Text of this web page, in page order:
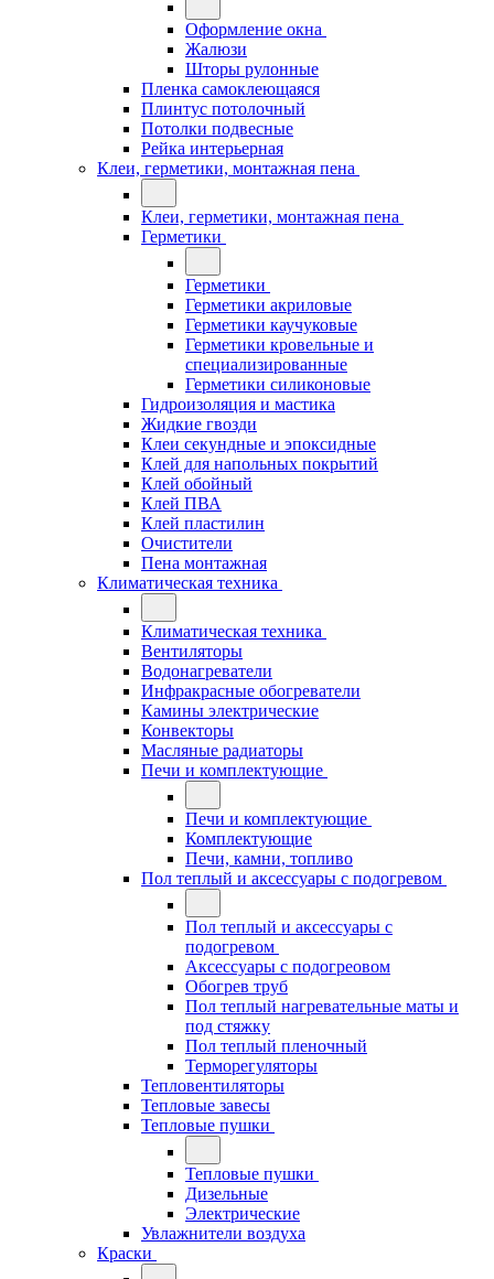
Оформление окна
Жалюзи
Шторы рулонные
Пленка самоклеющаяся
Плинтус потолочный
Потолки подвесные
Рейка интерьерная
Клеи, герметики, монтажная пена
Клеи, герметики, монтажная пена
Герметики
Герметики
Герметики акриловые
Герметики каучуковые
Герметики кровельные и
специализированные
Герметики силиконовые
Гидроизоляция и мастика
Жидкие гвозди
Клеи секундные и эпоксидные
Клей для напольных покрытий
Клей обойный
Клей ПВА
Клей пластилин
Очистители
Пена монтажная
Климатическая техника
Климатическая техника
Вентиляторы
Водонагреватели
Инфракрасные обогреватели
Камины электрические
Конвекторы
Масляные радиаторы
Печи и комплектующие
Печи и комплектующие
Комплектующие
Печи, камни, топливо
Пол теплый и аксессуары с подогревом
Пол теплый и аксессуары с
подогревом
Аксессуары с подогреовом
Обогрев труб
Пол теплый нагревательные маты и
под стяжку
Пол теплый пленочный
Терморегуляторы
Тепловентиляторы
Тепловые завесы
Тепловые пушки
Тепловые пушки
Дизельные
Электрические
Увлажнители воздуха
Краски